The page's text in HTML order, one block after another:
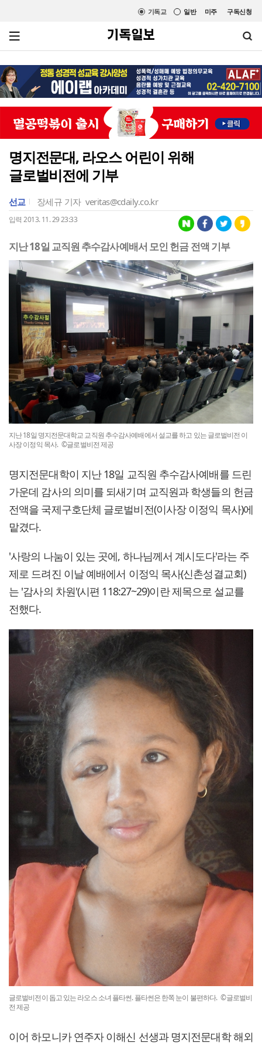
미주 구독신청
일반
기독교
명지전문대, 라오스 어린이 위해
글로벌비전에 기부
선교 장세규 기자 veritas@cdaily.co.kr
입력 2013. 11. 29 23:33
지난 18일 교직원 추수감사예배서 모인 헌금 전액 기부
지난 18일 명지전문대학교 교직원 추수감사예배에서 설교를 하고 있는 글로벌비전 이
사장 이정익 목사. ©글로벌비전 제공
명지전문대학이 지난 18일 교직원 추수감사예배를 드린
가운데 감사의 의미를 되새기며 교직원과 학생들의 헌금
전액을 국제구호단체 글로벌비전(이사장 이정익 목사)에
맡겼다.
'사랑의 나눔이 있는 곳에, 하나님께서 계시도다'라는 주
제로 드려진 이날 예배에서 이정익 목사(신촌성결교회)
는 '감사의 차원'(시편 118:27~29)이란 제목으로 설교를
전했다.
글로벌비전이 돕고 있는 라오스 소녀 플타썬. 플타썬은 한쪽 눈이 불편하다. ©글로벌비
전 제공
이어 하모니카 연주자 이해신 선생과 명지전문대학 해외